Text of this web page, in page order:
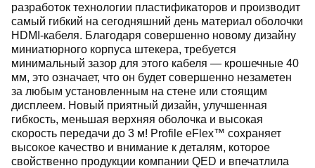
разработок технологии пластификаторов и производит
самый гибкий на сегодняшний день материал оболочки
HDMI-кабеля. Благодаря совершенно новому дизайну
миниатюрного корпуса штекера, требуется
минимальный зазор для этого кабеля — крошечные 40
мм, это означает, что он будет совершенно незаметен
за любым установленным на стене или стоящим
дисплеем. Новый приятный дизайн, улучшенная
гибкость, меньшая верхняя оболочка и высокая
скорость передачи до 3 м! Profile eFlex™ сохраняет
высокое качество и внимание к деталям, которое
свойственно продукции компании QED и впечатлила